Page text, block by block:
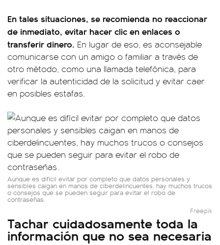
En tales situaciones, se recomienda no reaccionar
de inmediato, evitar hacer clic en enlaces o
transferir dinero. En lugar de eso, es aconsejable
comunicarse con un amigo o familiar a través de
otro método, como una llamada telefónica, para
verificar la autenticidad de la solicitud y evitar caer
en posibles estafas.
Aunque es difícil evitar por completo que datos personales y
sensibles caigan en manos de ciberdelincuentes, hay muchos trucos
o consejos que se pueden seguir para evitar el robo de
contraseñas.
Freepik
Tachar cuidadosamente toda la
información que no sea necesaria